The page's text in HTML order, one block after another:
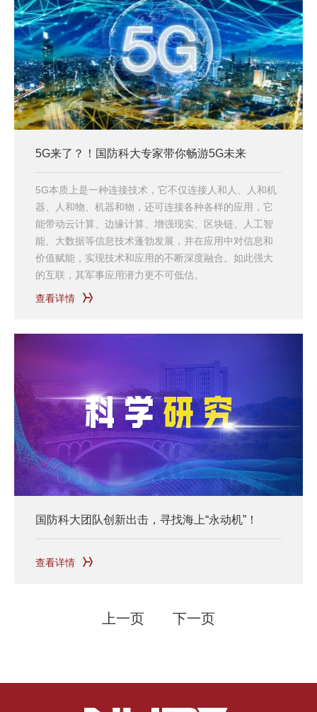
5G来了？！国防科大专家带你畅游5G未来
5G本质上是一种连接技术，它不仅连接人和人、人和机
器、人和物、机器和物，还可连接各种各样的应用，它
能带动云计算、边缘计算、增强现实、区块链、人工智
能、大数据等信息技术蓬勃发展，并在应用中对信息和
价值赋能，实现技术和应用的不断深度融合。如此强大
的互联，其军事应用潜力更不可低估。
查看详情
国防科大团队创新出击，寻找海上“永动机”！
查看详情
上一页 下一页